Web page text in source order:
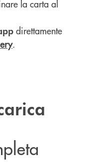
la carta al
direttamente
.